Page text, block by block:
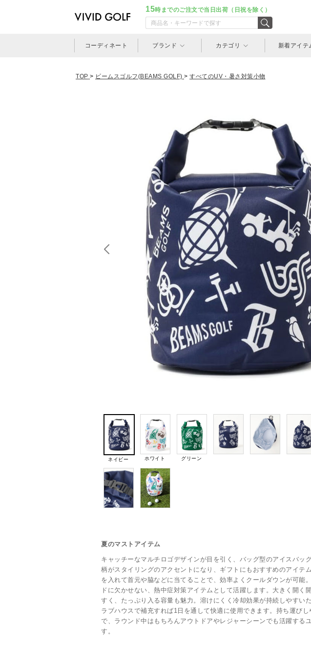
15時までのご注文で当日出荷（日祝を除く）
コーディネート ブランド カテゴリ 新着アイテ
TOP > ビームスゴルフ(BEAMS GOLF) > すべてのUV・暑さ対策小物
ネイビー ホワイト グリーン
夏のマストアイテム
キャッチーなマルチロゴデザインが目を引く、バッグ型のアイスバッ
柄がスタイリングのアクセントになり、ギフトにもおすすめのアイテ
を入れて首元や脇などに当てることで、効率よくクールダウンが可能
ドに欠かせない、熱中症対策アイテムとして活躍します。大きく開く
すく、たっぷり入る容量も魅力。溶けにくく冷却効果が持続しやすい
ラブハウスで補充すれば1日を通して快適に使用できます。持ち運びし
で、ラウンド中はもちろんアウトドアやレジャーシーンでも活躍する
す。